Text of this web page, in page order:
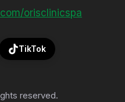
orisclinicspa
TikTok
reserved.